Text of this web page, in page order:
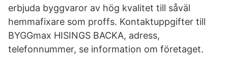
erbjuda byggvaror av hög kvalitet till såväl
hemmafixare som proffs. Kontaktuppgifter till
BYGGmax HISINGS BACKA, adress,
telefonnummer, se information om företaget.